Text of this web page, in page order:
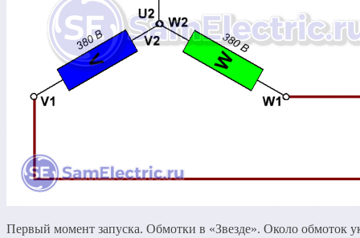
Первый момент запуска. Обмотки в «Звезде». Около обмоток